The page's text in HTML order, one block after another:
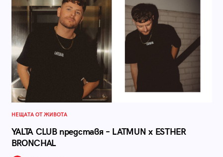
НЕЩАТА ОТ ЖИВОТА
YALTA CLUB представя – LATMUN x ESTHER
BRONCHAL